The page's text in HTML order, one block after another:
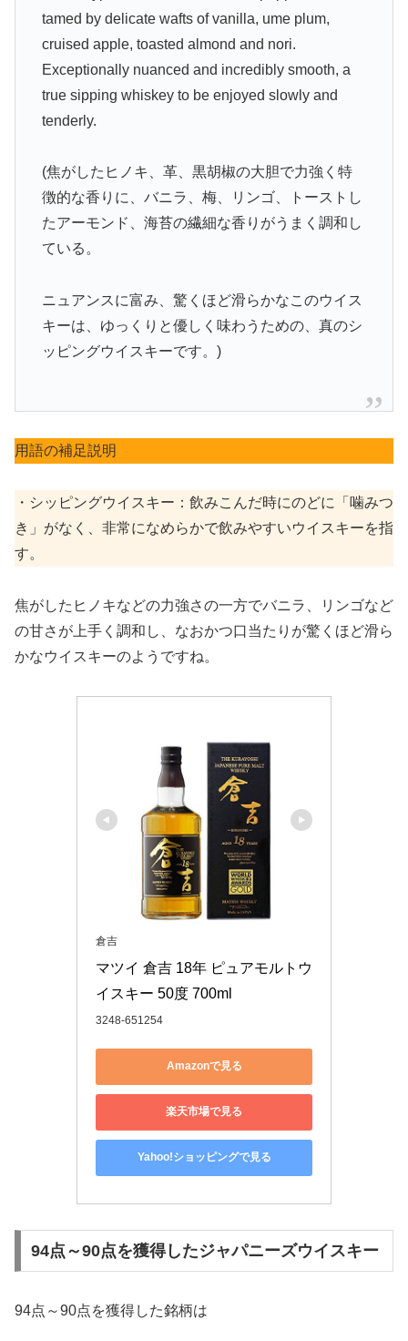
tamed by delicate wafts of vanilla, ume plum,
cruised apple, toasted almond and nori.
Exceptionally nuanced and incredibly smooth, a
true sipping whiskey to be enjoyed slowly and
tenderly.
(焦がしたヒノキ、革、黒胡椒の大胆で力強く特
徴的な香りに、バニラ、梅、リンゴ、トーストし
たアーモンド、海苔の繊細な香りがうまく調和し
ている。
ニュアンスに富み、驚くほど滑らかなこのウイス
キーは、ゆっくりと優しく味わうための、真のシ
ッピングウイスキーです。)
用語の補足説明
・シッピングウイスキー：飲みこんだ時にのどに「噛みつ
き」がなく、非常になめらかで飲みやすいウイスキーを指
す。
焦がしたヒノキなどの力強さの一方でバニラ、リンゴなど
の甘さが上手く調和し、なおかつ口当たりが驚くほど滑ら
かなウイスキーのようですね。
倉吉
マツイ 倉吉 18年 ピュアモルトウ
イスキー 50度 700ml
3248-651254
Amazonで見る
楽天市場で見る
Yahoo!ショッピングで見る
94点～90点を獲得したジャパニーズウイスキー
94点～90点を獲得した銘柄は